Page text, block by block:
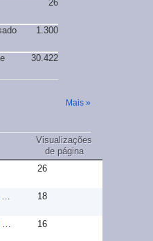
26
1.300
30.422
Mais »
Visualizações
de página
26
18
16